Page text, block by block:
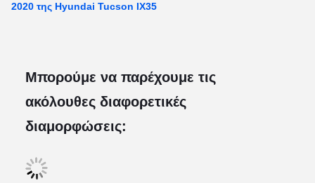
2020 της Hyundai Tucson IX35
Μπορούμε να παρέχουμε τις
ακόλουθες διαφορετικές
διαμορφώσεις: